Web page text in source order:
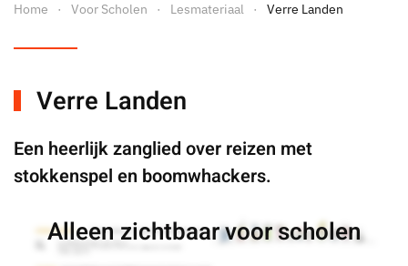
Home Voor Scholen Lesmateriaal Verre Landen
Verre Landen
Een heerlijk zanglied over reizen met
stokkenspel en boomwhackers.
Alleen zichtbaar voor scholen